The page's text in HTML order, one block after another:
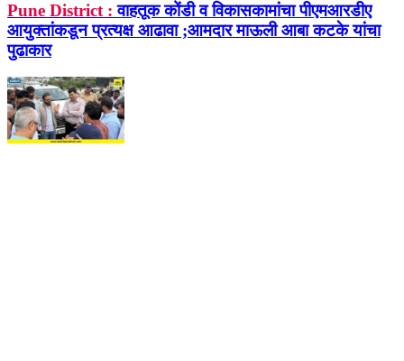
Pune District : वाहतूक कोंडी व विकासकामांचा पीएमआरडीए
आयुक्तांकडून प्रत्यक्ष आढावा ;आमदार माऊली आबा कटके यांचा
पुढाकार